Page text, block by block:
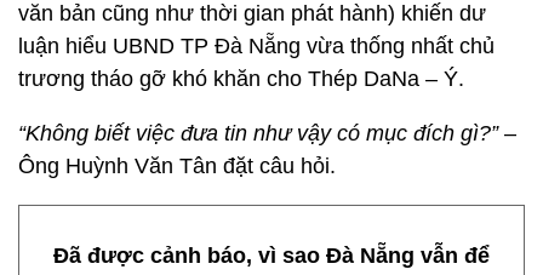
văn bản cũng như thời gian phát hành) khiến dư
luận hiểu UBND TP Đà Nẵng vừa thống nhất chủ
trương tháo gỡ khó khăn cho Thép DaNa – Ý.
“Không biết việc đưa tin như vậy có mục đích gì?”–
Ông Huỳnh Văn Tân đặt câu hỏi.
Đã được cảnh báo, vì sao Đà Nẵng vẫn để